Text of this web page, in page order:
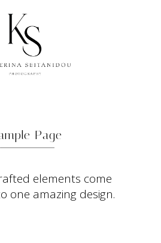
PARALLAX
Page
elements come
one amazing design.